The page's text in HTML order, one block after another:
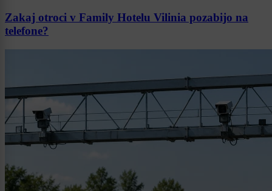
Zakaj otroci v Family Hotelu Vilinia pozabijo na
telefone?